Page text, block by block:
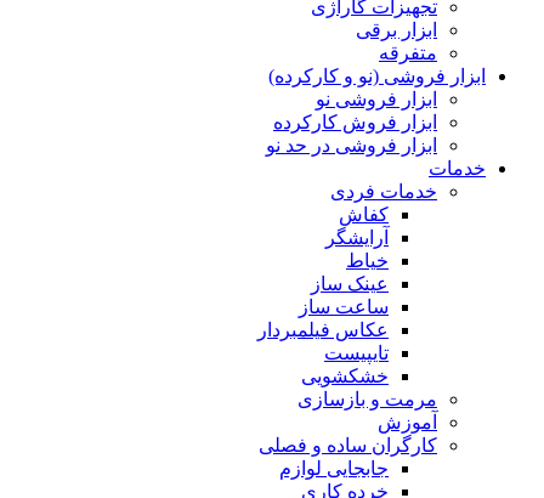
تجهیزات گاراژی
ابزار برقی
متفرقه
ابزار فروشی (نو و کارکرده)
ابزار فروشی نو
ابزار فروش کارکرده
ابزار فروشی در حد نو
خدمات
خدمات فردی
کفاش
آرایشگر
خیاط
عینک ساز
ساعت ساز
عکاس فیلمبردار
تایپیست
خشکشویی
مرمت و بازسازی
آموزش
کارگران ساده و فصلی
جابجایی لوازم
خرده کاری